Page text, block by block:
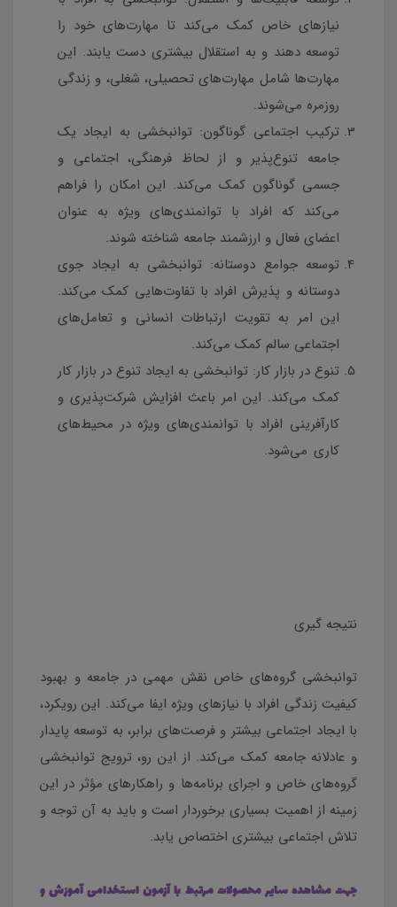
نیازهای خاص کمک می‌کند تا مهارت‌های خود را
توسعه دهند و به استقلال بیشتری دست یابند. این
مهارت‌ها شامل مهارت‌های تحصیلی، شغلی، و زندگی
روزمره می‌شوند.
ترکیب اجتماعی گوناگون: توانبخشی به ایجاد یک
جامعه تنوع‌پذیر و از لحاظ فرهنگی، اجتماعی و
جسمی گوناگون کمک می‌کند. این امکان را فراهم
می‌کند که افراد با توانمندی‌های ویژه به عنوان
اعضای فعال و ارزشمند جامعه شناخته شوند.
توسعه جوامع دوستانه: توانبخشی به ایجاد جوی
دوستانه و پذیرش افراد با تفاوت‌هایی کمک می‌کند.
این امر به تقویت ارتباطات انسانی و تعامل‌های
اجتماعی سالم کمک می‌کند.
تنوع در بازار کار: توانبخشی به ایجاد تنوع در بازار کار
کمک می‌کند. این امر باعث افزایش شرکت‌پذیری و
کارآفرینی افراد با توانمندی‌های ویژه در محیط‌های
کاری می‌شود.
نتیجه گیری
توانبخشی گروه‌های خاص نقش مهمی در جامعه و بهبود
کیفیت زندگی افراد با نیازهای ویژه ایفا می‌کند. این رویکرد،
با ایجاد اجتماعی بیشتر و فرصت‌های برابر، به توسعه پایدار
و عادلانه جامعه کمک می‌کند. از این رو، ترویج توانبخشی
گروه‌های خاص و اجرای برنامه‌ها و راهکارهای مؤثر در این
زمینه از اهمیت بسیاری برخوردار است و باید به آن توجه و
تلاش اجتماعی بیشتری اختصاص یابد.
جهت مشاهده سایر محصولات مرتبط با آزمون استخدامی آموزش و